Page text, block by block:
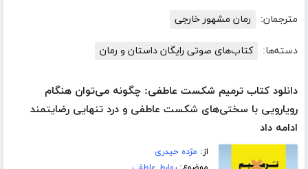
مترجمان: رمان مشهور خارجی
دسته‌ها: کتاب‌های صوتی رایگان داستان و رمان
دانلود کتاب ترمیم شکست عاطفی: چگونه می‌توان هنگام
رویارویی با سختی‌های شکست عاطفی و درد تنهایی رضایتمند
ادامه داد
از: مژده حیدری